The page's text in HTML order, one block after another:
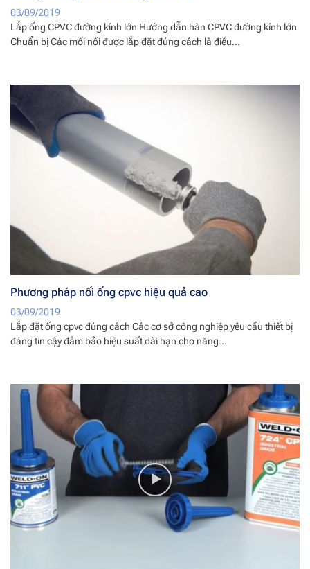
03/09/2019
Lắp ống CPVC đường kính lớn Hướng dẫn hàn CPVC đường kính lớn
Chuẩn bị Các mối nối được lắp đặt đúng cách là điều...
Phương pháp nối ống cpvc hiệu quả cao
03/09/2019
Lắp đặt ống cpvc đúng cách Các cơ sở công nghiệp yêu cầu thiết bị
đáng tin cậy đảm bảo hiệu suất dài hạn cho năng...